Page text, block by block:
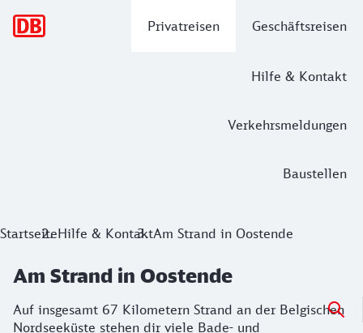
Privatreisen Geschäftsreisen
Hilfe & Kontakt
Verkehrsmeldungen
Baustellen
StartseiteHilfe & KontaktAm Strand in Oostende
Am Strand in Oostende
Auf insgesamt 67 Kilometern Strand an der Belgischen
Nordseeküste stehen dir viele Bade- und